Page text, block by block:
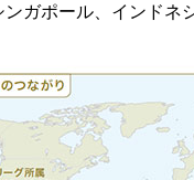
ガポール、インドネ